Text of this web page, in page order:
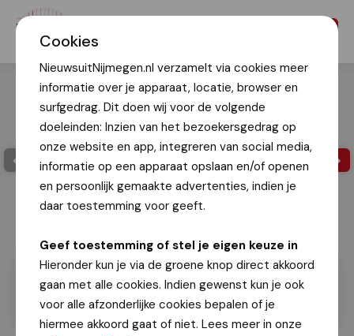
Cookies
NieuwsuitNijmegen.nl verzamelt via cookies meer
informatie over je apparaat, locatie, browser en
surfgedrag. Dit doen wij voor de volgende
doeleinden: Inzien van het bezoekersgedrag op
onze website en app, integreren van social media,
informatie op een apparaat opslaan en/of openen
en persoonlijk gemaakte advertenties, indien je
daar toestemming voor geeft.
Geef toestemming of stel je eigen keuze in
Hieronder kun je via de groene knop direct akkoord
gaan met alle cookies. Indien gewenst kun je ook
voor alle afzonderlijke cookies bepalen of je
hiermee akkoord gaat of niet. Lees meer in onze